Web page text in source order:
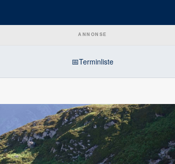
ANNONSE
📅Terminliste